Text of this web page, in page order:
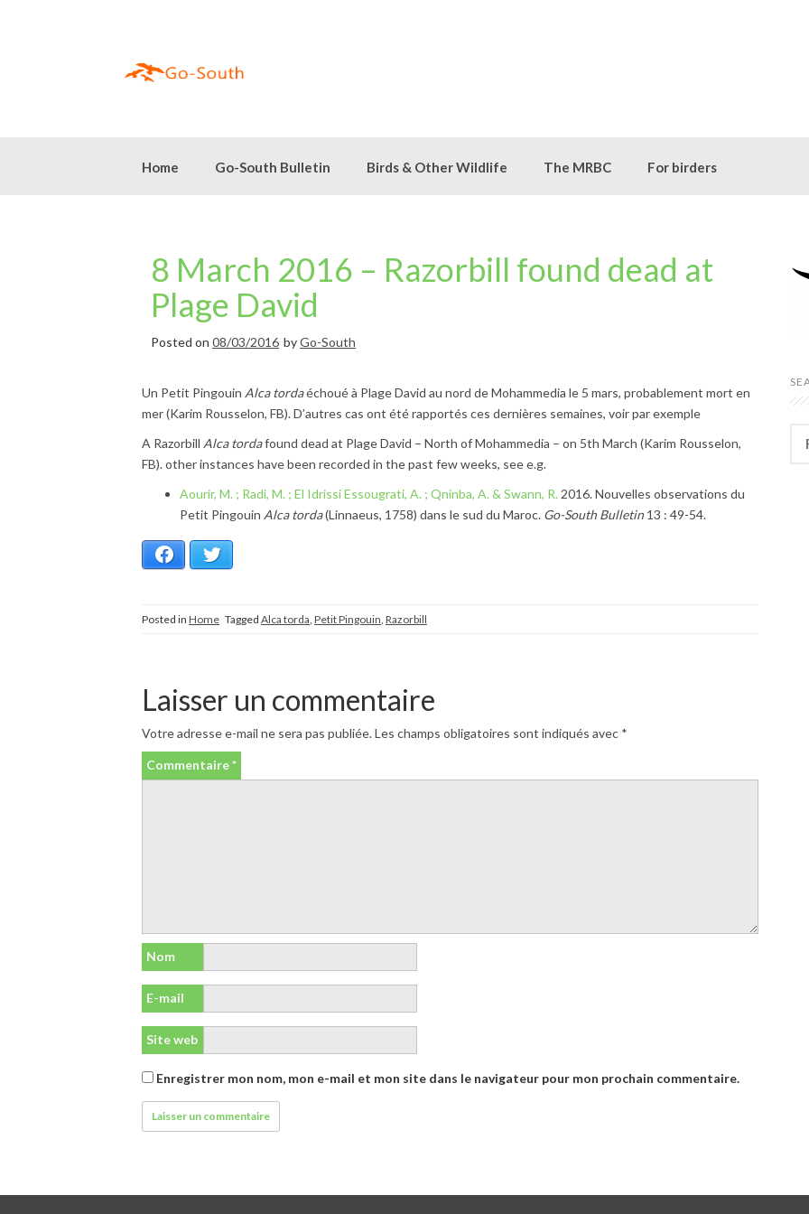
Home Go-South Bulletin Birds & Other Wildlife The MRBC For birders
8 March 2016 – Razorbill found dead at
Plage David
Posted on 08/03/2016 byGo-South
Un Petit Pingouin Alca tordaéchoué à Plage David au nord de Mohammedia le 5 mars, probablement mort en
mer (Karim Rousselon, FB). D’autres cas ont été rapportés ces dernières semaines, voir par exemple
A Razorbill Alca tordafound dead at Plage David – North of Mohammedia – on 5th March (Karim Rousselon,
FB). other instances have been recorded in the past few weeks, see e.g.
Aourir, M. ; Radi, M. ; El Idrissi Essougrati, A. ; Qninba, A. & Swann, R. 2016. Nouvelles observations du
Petit Pingouin Alca torda(Linnaeus, 1758) dans le sud du Maroc. Go-South Bulletin 13 : 49-54.
Facebook
Posted in Home Tagged Alca torda Petit Pingouin Razorbill
Laisser un commentaire
Votre adresse e-mail ne sera pas publiée.Les champs obligatoires sont indiqués avec *
Commentaire*
Nom
E-mail
Site web
Enregistrer mon nom, mon e-mail et mon site dans le navigateur pour mon prochain commentaire.